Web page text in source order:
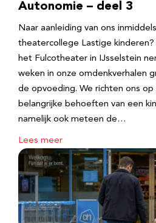
Autonomie – deel 3
Naar aanleiding van ons
theatercollege Lastige kinderen?
het Fulcotheater in IJsselstein
weken in onze omdenkverhalen
de opvoeding. We richten ons
belangrijke behoeften van een
namelijk ook meteen de…
Lees meer